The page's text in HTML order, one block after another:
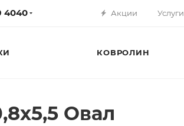
4040 Акции Услуги
КОВРОЛИН
Овал